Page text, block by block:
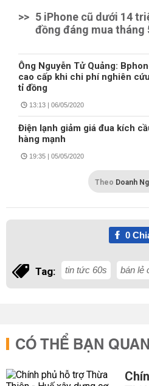
>> 5 iPhone cũ dưới 14
đồng đáng mua tháng
Ông Nguyễn Tử Quảng:
cao cấp khi chi phí nghiên
tỉ đồng
13:13 | 06/05/2020
Điện lạnh giảm giá đua kích
hàng mạnh
19:35 | 05/05/2020
Theo Doanh
0
Tag: tin tức 60s bán lẻ
CÓ THỂ BẠN